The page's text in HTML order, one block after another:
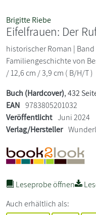
Brigitte Riebe
Eifelfrauen: Der
historischer Roman |
Familiengeschichte von
/ 12,6 cm / 3,9 cm ( B/H/T )
Buch (Hardcover), 432
EAN 9783805201032
Veröffentlicht Juni 2024
Verlag/Hersteller
Leseprobe öffnen
Auch erhältlich als: